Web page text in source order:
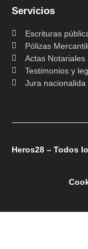
Servicios
Escrituras
Pólizas
Actas Notariales
Testimonios y
Jura
Heros28 – Todos